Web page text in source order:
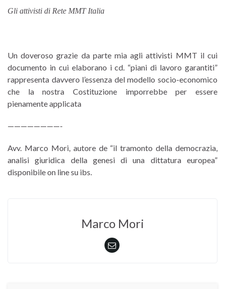
Gli attivisti di Rete MMT Italia
Un doveroso grazie da parte mia agli attivisti MMT il cui
documento in cui elaborano i cd. “piani di lavoro garantiti”
rappresenta davvero l’essenza del modello socio-economico
che la nostra Costituzione imporrebbe per essere
pienamente applicata
————————-
Avv. Marco Mori, autore de “il tramonto della democrazia,
analisi giuridica della genesi di una dittatura europea”
disponibile on line su ibs.
Marco Mori